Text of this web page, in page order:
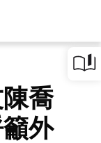
喬
外